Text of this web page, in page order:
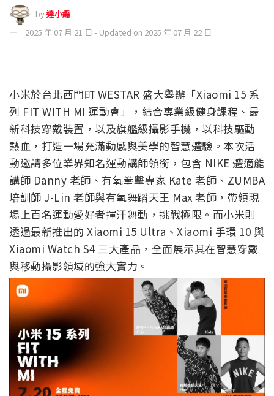
by達小編
2025 年 07 月 21 日 - Updated on 2025 年 07 月 22 日
小米於台北西門町 WESTAR 盛大舉辦「Xiaomi 15 系
列 FIT WITH MI 運動會」，結合專業級健身課程、最
新科技穿戴裝置，以及旗艦級攝影手機，以科技驅動
熱血，打造一場充滿動感與美學的智慧體驗。本次活
動邀請多位業界知名運動講師領銜，包含 NIKE 體適能
講師 Danny 老師、有氧拳擊專家 Kate 老師、ZUMBA
培訓師 J-Lin 老師與有氧舞蹈天王 Max 老師，帶領現
場上百名運動愛好者揮汗舞動，挑戰極限。而小米則
透過最新推出的 Xiaomi 15 Ultra、Xiaomi 手環 10 與
Xiaomi Watch S4 三大產品，全面展示其在智慧穿戴
與移動攝影領域的強大實力。